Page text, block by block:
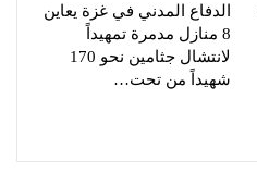
الدفاع المدني في غزة يعاين
8 منازل مدمرة تمهيداً
لانتشال جثامين نحو 170
شهيداً من تحت…